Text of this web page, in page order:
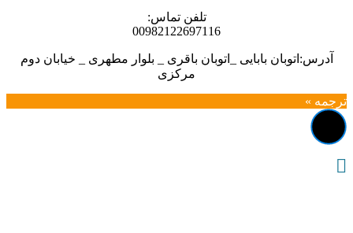
تلفن تماس:
00982122697116
آدرس:اتوبان بابایی _اتوبان باقری _ بلوار مطهری _ خیابان دوم
مرکزی
ترجمه »